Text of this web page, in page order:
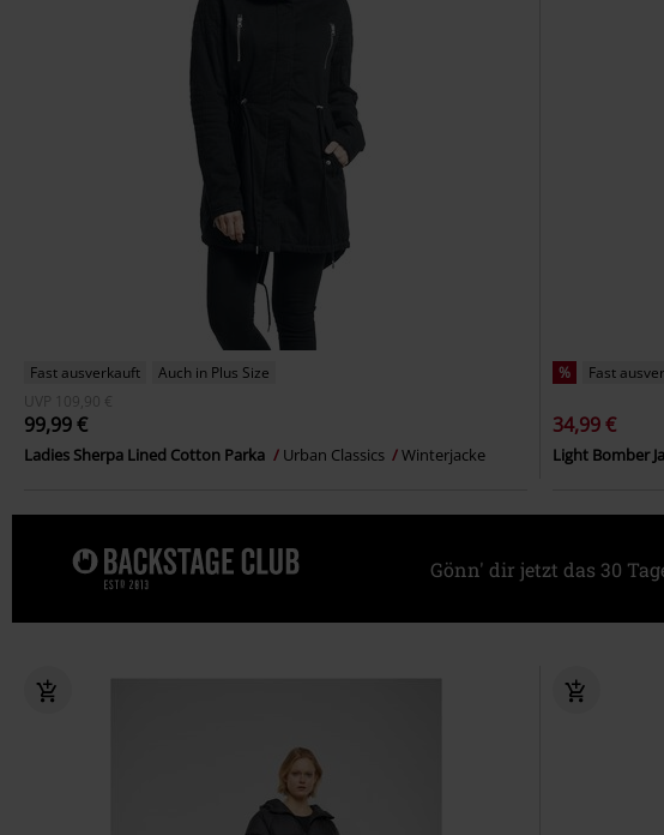
Fast ausverkauft
Auch in Plus Size
UVP
109,90 €
99,99 €
Ladies Sherpa Lined Cotton Parka Urban Classics Winterjacke
% Fast
34,99 €
Light Bomber
Gönn' dir jetzt das 30